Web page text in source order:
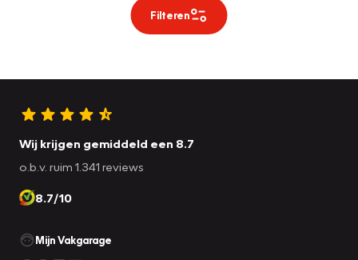
Filteren
Wij krijgen gemiddeld een 8.7
o.b.v. ruim 1.341 reviews
8.7/10
Mijn Vakgarage